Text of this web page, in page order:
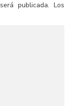
publicada. Los